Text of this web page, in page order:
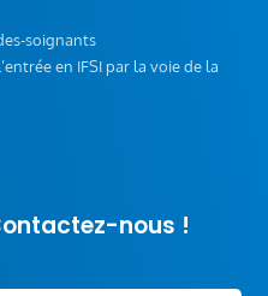
soignants
en IFSI par la voie de la
nous !